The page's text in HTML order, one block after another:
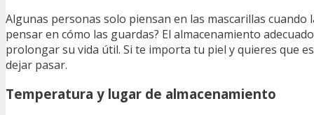
Algunas personas solo piensan en las mascarillas
pensar en cómo las guardas? El almacenamiento
prolongar su vida útil. Si te importa tu piel y quieres que
dejar pasar.
Temperatura y lugar de almacenamiento